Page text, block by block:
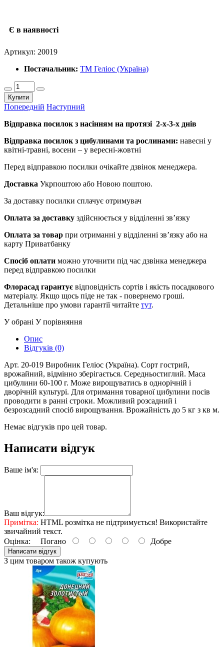
Є в наявності
Артикул: 20019
Постачальник: ТМ Геліос (Україна)
Купити
Попередній Наступний
Відправка посилок з насінням на протязі 2-х-3-х днів
Відправка посилок з цибулинами та рослинами: навесні у
квітні-травні, восени – у вересні-жовтні
Перед відправкою посилки очікайте дзвінок менеджера.
Доставка Укрпоштою або Новою поштою.
За доставку посилки сплачує отримувач
Оплата за доставку здійснюється у відділенні зв’язку
Оплата за товар при отриманні у відділенні зв’язку або на
карту Приватбанку
Спосіб оплати можно уточнити під час дзвінка менеджера
перед відправкою посилки
Флорасад гарантує відповідність сортів і якість посадкового
матеріалу. Якщо щось піде не так - повернемо гроші.
Детальніше про умови гарантії читайте тут.
У обрані У порівняння
Опис
Відгуків (0)
Арт. 20-019 Виробник Геліос (Україна). Сорт гострий,
врожайний, відмінно зберігається. Середньостиглий. Маса
цибулини 60-100 г. Може вирощуватись в однорічній і
дворічній культурі. Для отримання товарної цибулини посів
проводити в ранні строки. Можливий розсадний і
безрозсадний спосіб вирощування. Врожайність до 5 кг з кв м.
Немає відгуків про цей товар.
Написати відгук
Ваше ім'я:
Ваш відгук:
Примітка: HTML розмітка не підтримується! Використайте
звичайний текст.
Оцінка: Погано Добре
Написати відгук
З цим товаром також купують